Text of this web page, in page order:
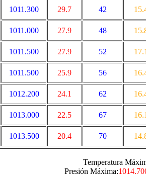
1011.300 29.7 42
1011.000 27.9 48
1011.500 27.9 52
1011.500 25.9 56
1012.200 24.1 62
1013.000 22.5 67
1013.500 20.4 70
Temperatura
Presión Máxima: